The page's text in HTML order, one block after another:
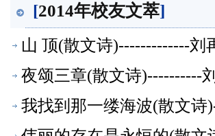
[2014年校友文萃]
山 顶(散文诗)-------------刘
夜颂三章(散文诗)----------
我找到那一缕海波(散文诗